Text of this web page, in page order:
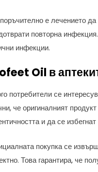
е лечението
повторна
инфекции.
Oil в
потребители се
че оригиналният продукт
и да се
покупка се
Това гарантира, че